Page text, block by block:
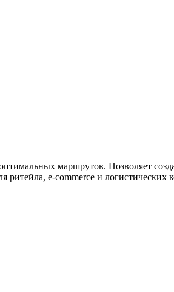
маршрутов. Позволяет
ритейла, e-commerce и логистических